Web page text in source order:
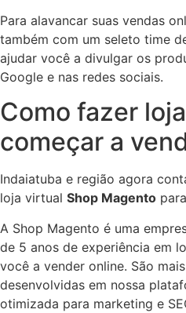
Para alavancar suas vendas
também com um seleto time
ajudar você a divulgar os
Google e nas redes sociais.
Como fazer
começar a
Indaiatuba e região agora
loja virtual Shop Magento
A Shop Magento é uma
de 5 anos de experiência em
você a vender online. São
desenvolvidas em nossa
otimizada para marketing e